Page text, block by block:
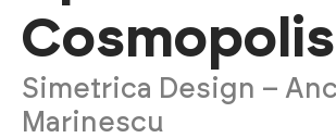
Cosmopolis
Simetrica Design –
Marinescu